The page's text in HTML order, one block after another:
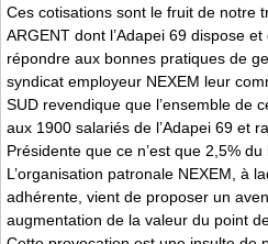
Ces cotisations sont le fruit de notre
ARGENT dont l’Adapei 69 dispose
répondre aux bonnes pratiques de
syndicat employeur NEXEM leur
SUD revendique que l’ensemble de
aux 1900 salariés de l’Adapei 69 et
Présidente que ce n’est que 2,5% du
L’organisation patronale NEXEM, à
adhérente, vient de proposer un
augmentation de la valeur du point